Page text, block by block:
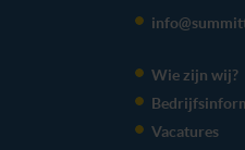
We werken samen met20
Wie zijn wij?
Vacatures